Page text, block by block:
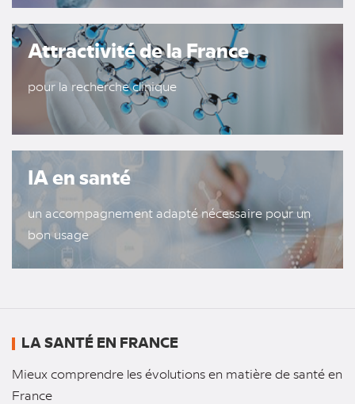
Attractivité de la France
pour la recherche clinique
IA en santé
un accompagnement adapté nécessaire pour un
bon usage
LA SANTÉ EN FRANCE
Mieux comprendre les évolutions en matière de santé en
France